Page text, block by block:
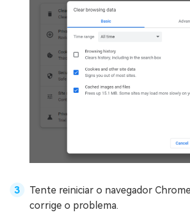
Tente reiniciar o navegador
corrige o problema.